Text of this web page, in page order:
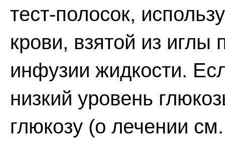
тест-полосок,
крови, взятой из
инфузии жидкости.
низкий уровень
глюкозу (о лечении